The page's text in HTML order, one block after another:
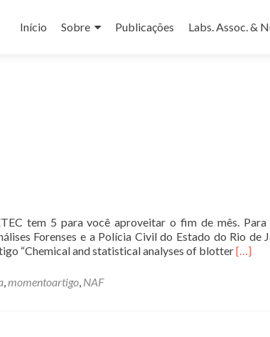
para
Início Sobre Publicações Labs. Assoc. &
tem 5 para você aproveitar o fim de mês.
Forenses e a Polícia Civil do Estado do Rio de
“Chemical and statistical analyses of blotterLeia
[…]
,momentoartigo, NAF